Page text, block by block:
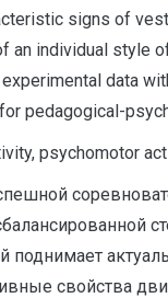
signs of
an individual style
data
pedagogical-
psychomotor
поднимает
свойства